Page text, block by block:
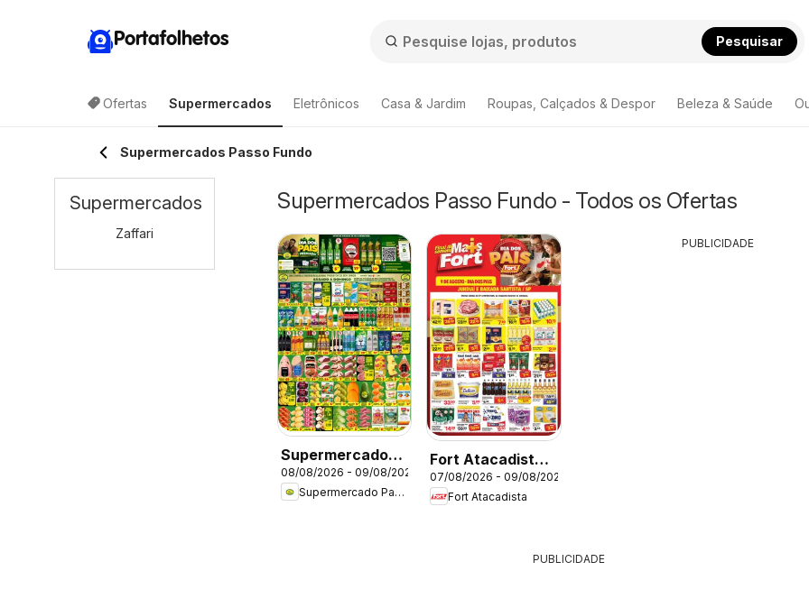
Portafolhetos Pesquisar
Ofertas Supermercados Eletrônicos Casa & Jardim Roupas, Calçados & Despor Beleza & Saúde
Supermercados Passo Fundo
Supermercados Passo Fundo - Todos os Ofertas
Supermercado
Padrão - Ofertas
da semana
08/08/2026 - 09/08/2026
Supermercado Padrão
Fort Atacadista -
Ofertas da
semana
07/08/2026 - 09/08/2026
Fort Atacadista
PUBLICIDADE
PUBLICIDADE
Supermercados
Zaffari